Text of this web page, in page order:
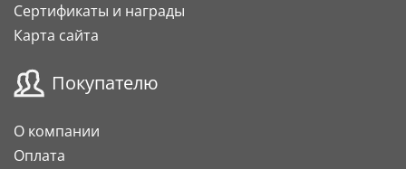
Сертификаты и награды
Карта сайта
Покупателю
О компании
Оплата